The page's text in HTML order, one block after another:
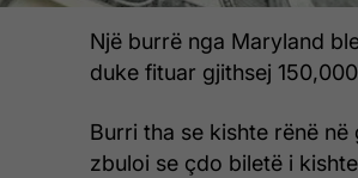
Një burrë nga Maryland
duke fituar gjithsej
Burri tha se kishte rënë
zbuloi se çdo biletë i